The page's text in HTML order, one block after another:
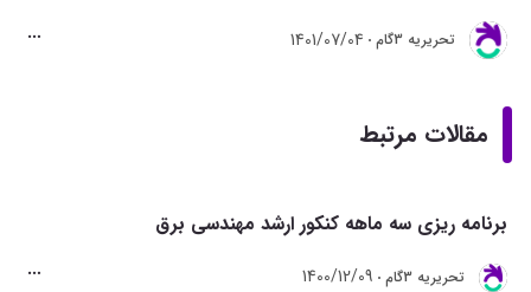
تحريريه 3گام 1401/07/04
مقالات مرتبط
برنامه ریزی سه ماهه کنکور ارشد مهندسی برق
تحريريه 3گام 1400/12/09